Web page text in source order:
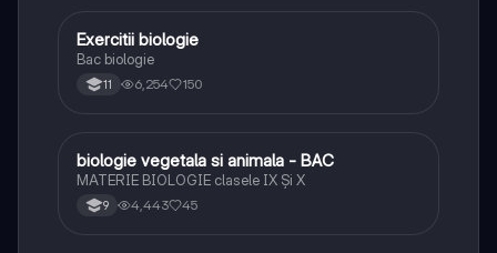
EBiologie
Exercitii biologie
Bac biologie
11 6,254 150
BBiologie
biologie vegetala si animala - BAC
MATERIE BIOLOGIE clasele IX Şi X
9 4,443 45